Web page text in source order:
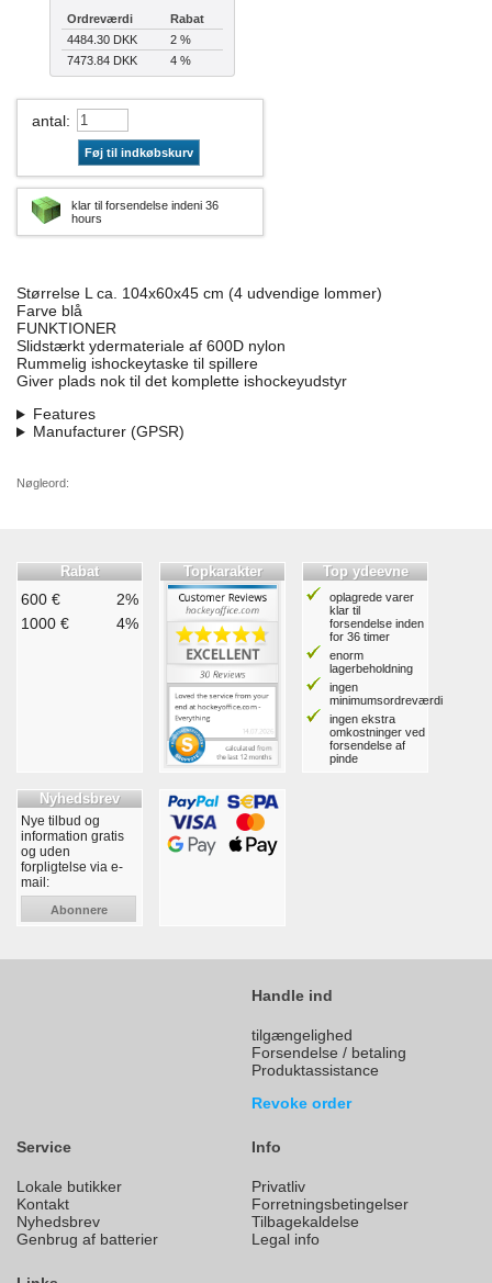
Ordreværdi
Rabat
4484.30 DKK
2 %
7473.84 DKK
4 %
antal:
Føj til indkøbskurv
klar til forsendelse indeni 36
hours
Størrelse L ca. 104x60x45 cm (4 udvendige lommer)
Farve blå
FUNKTIONER
Slidstærkt ydermateriale af 600D nylon
Rummelig ishockeytaske til spillere
Giver plads nok til det komplette ishockeyudstyr
Features
Manufacturer (GPSR)
Nøgleord:
Rabat
600 €
2%
1000 €
4%
Topkarakter Top ydeevne
oplagrede varer
klar til
forsendelse inden
for 36 timer
enorm
lagerbeholdning
ingen
minimumsordreværdi
ingen ekstra
omkostninger ved
forsendelse af
pinde
Nyhedsbrev
Nye tilbud og
information gratis
og uden
forpligtelse via e-
mail:
Abonnere
Handle ind
tilgængelighed
Forsendelse / betaling
Produktassistance
Revoke order
Service
Lokale butikker
Kontakt
Nyhedsbrev
Genbrug af batterier
Info
Privatliv
Forretningsbetingelser
Tilbagekaldelse
Legal info